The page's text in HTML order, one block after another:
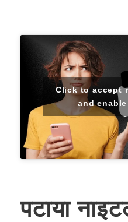
Click to accept
and
पटाया